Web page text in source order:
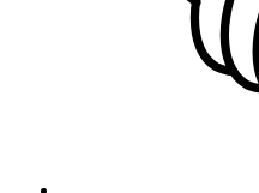
Горки
Горки из
Батуты
Игровые